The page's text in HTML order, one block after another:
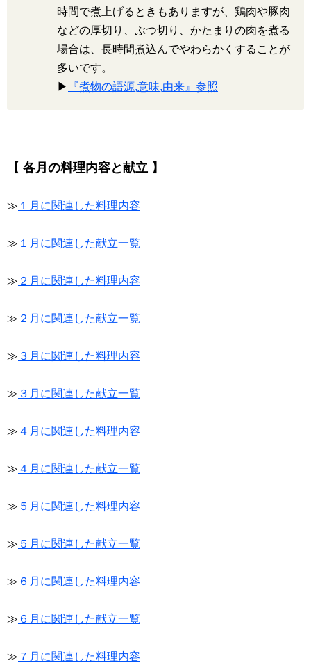
時間で煮上げるときもありますが、鶏肉や豚肉
などの厚切り、ぶつ切り、かたまりの肉を煮る
場合は、長時間煮込んでやわらかくすることが
多いです。
▶
『煮物の語源,意味,由来』参照
【 各月の料理内容と献立 】
≫ １月に関連した料理内容
≫ １月に関連した献立一覧
≫ ２月に関連した料理内容
≫ ２月に関連した献立一覧
≫ ３月に関連した料理内容
≫ ３月に関連した献立一覧
≫ ４月に関連した料理内容
≫ ４月に関連した献立一覧
≫ ５月に関連した料理内容
≫ ５月に関連した献立一覧
≫ ６月に関連した料理内容
≫ ６月に関連した献立一覧
≫ ７月に関連した料理内容